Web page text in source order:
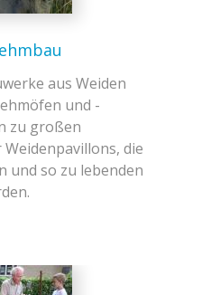
aus Weiden
und -
zu großen
die
und so zu lebenden